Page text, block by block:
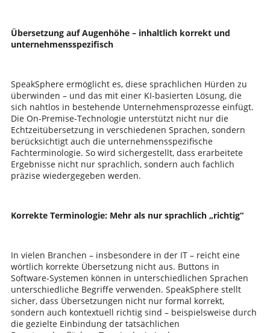
Übersetzung auf Augenhöhe – inhaltlich korrekt und
unternehmensspezifisch
SpeakSphere ermöglicht es, diese sprachlichen Hürden zu
überwinden – und das mit einer KI-basierten Lösung, die
sich nahtlos in bestehende Unternehmensprozesse einfügt.
Die On-Premise-Technologie unterstützt nicht nur die
Echtzeitübersetzung in verschiedenen Sprachen, sondern
berücksichtigt auch die unternehmensspezifische
Fachterminologie. So wird sichergestellt, dass erarbeitete
Ergebnisse nicht nur sprachlich, sondern auch fachlich
präzise wiedergegeben werden.
Korrekte Terminologie: Mehr als nur sprachlich „richtig“
In vielen Branchen – insbesondere in der IT – reicht eine
wörtlich korrekte Übersetzung nicht aus. Buttons in
Software-Systemen können in unterschiedlichen Sprachen
unterschiedliche Begriffe verwenden. SpeakSphere stellt
sicher, dass Übersetzungen nicht nur formal korrekt,
sondern auch kontextuell richtig sind – beispielsweise durch
die gezielte Einbindung der tatsächlichen